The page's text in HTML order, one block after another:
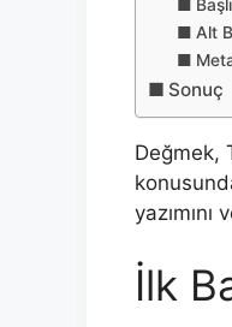
Alt
Sonuç
Değmek,
yazımını
İlk